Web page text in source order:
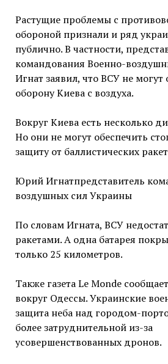
Растущие проблемы с
обороной признали и ряд
публично. В частности,
командования Военно-
Игнат заявил, что ВСУ не могут
оборону Киева с воздуха.
Вокруг Киева есть несколько
Но они не могут обеспечить
защиту от баллистических ракет
Юрий Игнатпредставитель
воздушных сил Украины
По словам Игната, ВСУ
ракетами. А одна батарея
только 25 километров.
Также газета Le Monde
вокруг Одессы. Украинские
защита неба над городом-
более затруднительной из-за
усовершенствованных дронов.